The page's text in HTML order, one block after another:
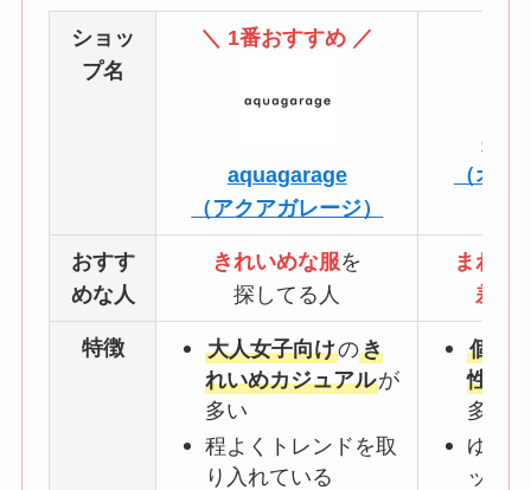
ショッ
プ名
＼ 1番おすすめ ／
aquagarage
（アクアガレージ）
（オシ
おすす
めな人
きれいめな服を
探してる人
まわり
差を
特徴 大人女子向けのき
れいめカジュアルが
多い
程よくトレンドを取
り入れている
個性
性の
多い
ゆっ
ット